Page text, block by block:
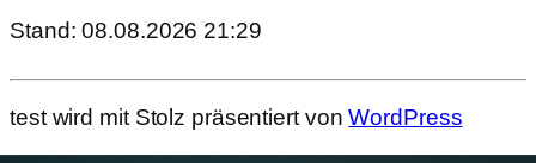
Stand: 08.08.2026 21:29
test wird mit Stolz präsentiert vonWordPress